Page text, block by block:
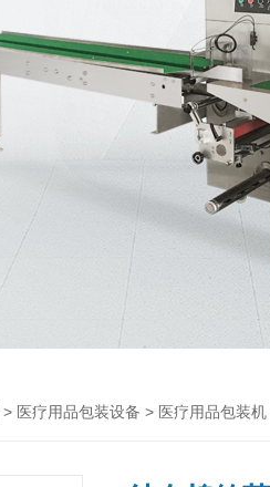
> 医疗用品包装设备 > 医疗用品包装机